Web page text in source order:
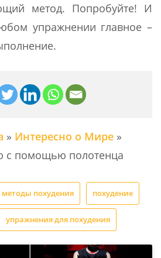
метод. Попробуйте! И
упражнении главное –
» Интересно о Мире »
с помощью полотенца
методы похудения похудение
упражнения для похудения